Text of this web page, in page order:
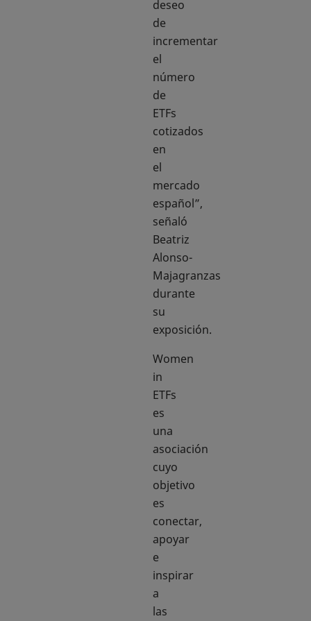
deseo
de
incrementar
el
número
de
ETFs
cotizados
en
el
mercado
español”,
señaló
Beatriz
Alonso-
Majagranzas
durante
su
exposición.
Women
in
ETFs
es
una
asociación
cuyo
objetivo
es
conectar,
apoyar
e
inspirar
a
las